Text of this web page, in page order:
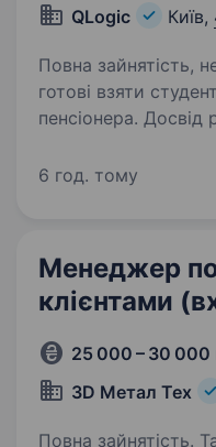
QLogic Київ,
Повна зайнятість,
готові взяти
пенсіонера. Досвід
постачальників у
на українському…
6 год. тому
Менеджер по
клієнтами
25 000 – 30 000
3D Метал Тех
Повна зайнятість.